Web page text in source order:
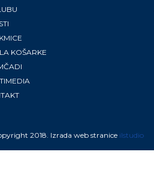
KOŠARKE
2018. Izrada web stranice ilstudio